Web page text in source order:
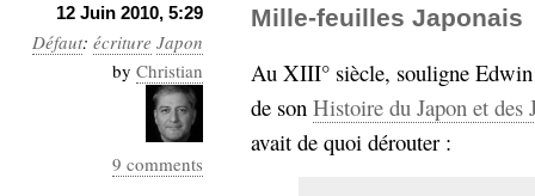
12 Juin 2010, 5:29
Défaut: écriture Japon
by Christian
9 comments
Mille-feuilles Japonais
Au XIII° siècle, souligne
de son Histoire du Japon et des
avait de quoi dérouter :